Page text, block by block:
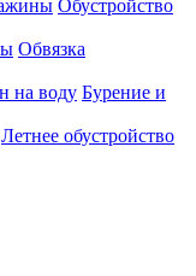
Обустройство
Обвязка
Бурение и
Летнее обустройство